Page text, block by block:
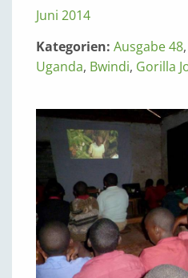
Juni 2014
Kategorien: Ausgabe 48,
Uganda, Bwindi, Gorilla